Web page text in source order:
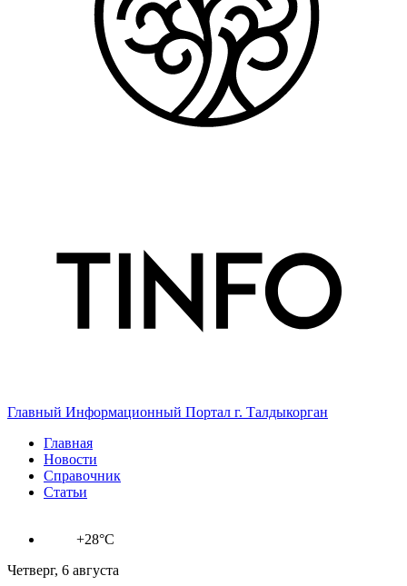
Главный Информационный Портал г. Талдыкорган
Главная
Новости
Справочник
Статьи
+28°C
Четверг, 6 августа